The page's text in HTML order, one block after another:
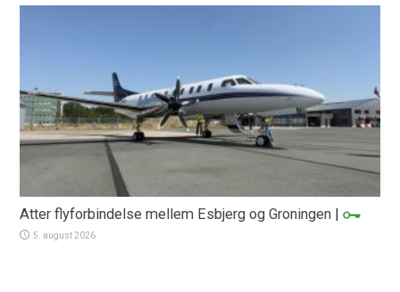
Atter flyforbindelse mellem Esbjerg og Groningen |
5. august 2026